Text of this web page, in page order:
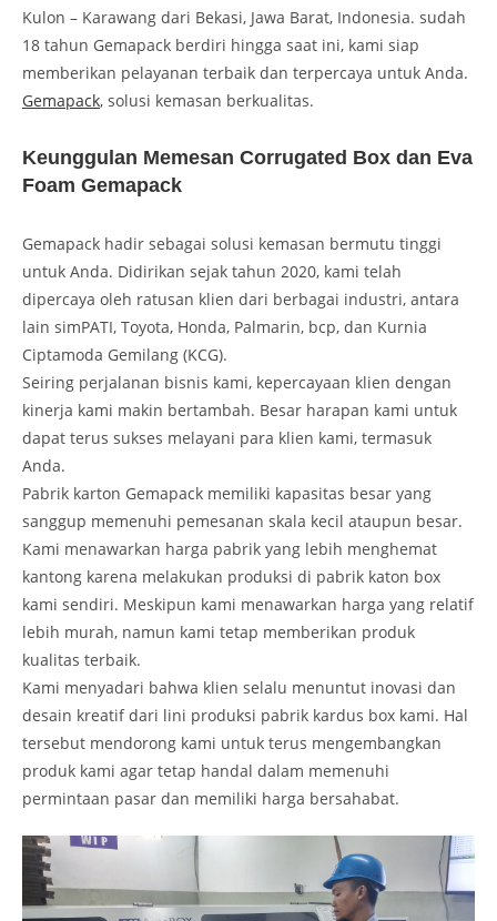
Kulon – Karawang dari Bekasi, Jawa Barat, Indonesia. sudah
18 tahun Gemapack berdiri hingga saat ini, kami siap
memberikan pelayanan terbaik dan terpercaya untuk Anda.
Gemapack, solusi kemasan berkualitas.
Keunggulan Memesan Corrugated Box dan Eva
Foam Gemapack
Gemapack hadir sebagai solusi kemasan bermutu tinggi
untuk Anda. Didirikan sejak tahun 2020, kami telah
dipercaya oleh ratusan klien dari berbagai industri, antara
lain simPATI, Toyota, Honda, Palmarin, bcp, dan Kurnia
Ciptamoda Gemilang (KCG).
Seiring perjalanan bisnis kami, kepercayaan klien dengan
kinerja kami makin bertambah. Besar harapan kami untuk
dapat terus sukses melayani para klien kami, termasuk
Anda.
Pabrik karton Gemapack memiliki kapasitas besar yang
sanggup memenuhi pemesanan skala kecil ataupun besar.
Kami menawarkan harga pabrik yang lebih menghemat
kantong karena melakukan produksi di pabrik katon box
kami sendiri. Meskipun kami menawarkan harga yang relatif
lebih murah, namun kami tetap memberikan produk
kualitas terbaik.
Kami menyadari bahwa klien selalu menuntut inovasi dan
desain kreatif dari lini produksi pabrik kardus box kami. Hal
tersebut mendorong kami untuk terus mengembangkan
produk kami agar tetap handal dalam memenuhi
permintaan pasar dan memiliki harga bersahabat.